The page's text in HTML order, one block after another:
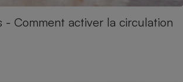
- Comment activer la circulation